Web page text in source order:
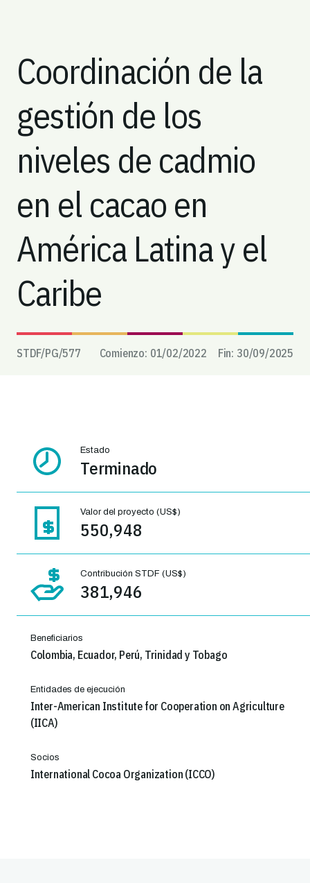
Coordinación de la
gestión de los
niveles de cadmio
en el cacao en
América Latina y el
Caribe
STDF/PG/577 Comienzo: 01/02/2022 Fin: 30/09/2025
Estado
Terminado
Valor del proyecto (US$)
550,948
Contribución STDF (US$)
381,946
Beneficiarios
Colombia, Ecuador, Perú, Trinidad y Tobago
Entidades de ejecución
Inter-American Institute for Cooperation on Agriculture
(IICA)
Socios
International Cocoa Organization (ICCO)